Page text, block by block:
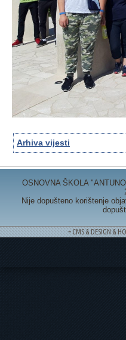
Arhiva vijesti
OSNOVNA ŠKOLA
Nije dopušteno korištenje
= CMS & DESIGN &